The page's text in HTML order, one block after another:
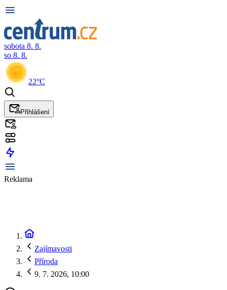
sobota 8. 8.
so 8. 8.
22°C
Přihlášení
Reklama
Zajímavosti
Příroda
9. 7. 2026, 10:00